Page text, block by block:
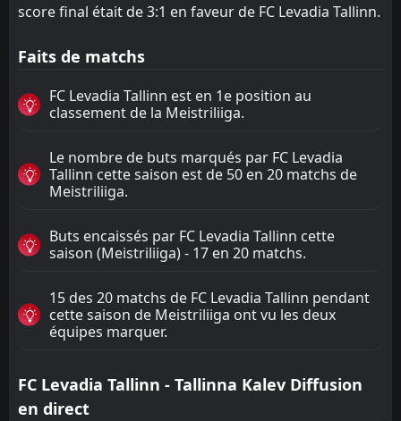
score final était de 3:1 en faveur de FC Levadia Tallinn.
Faits de matchs
FC Levadia Tallinn est en 1e position au
classement de la Meistriliiga.
Le nombre de buts marqués par FC Levadia
Tallinn cette saison est de 50 en 20 matchs de
Meistriliiga.
Buts encaissés par FC Levadia Tallinn cette
saison (Meistriliiga) - 17 en 20 matchs.
15 des 20 matchs de FC Levadia Tallinn pendant
cette saison de Meistriliiga ont vu les deux
équipes marquer.
FC Levadia Tallinn - Tallinna Kalev Diffusion
en direct